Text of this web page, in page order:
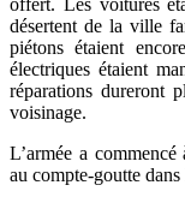
offert. Les voitures
désertent de la ville
piétons étaient
électriques étaient
réparations dureront
voisinage.
L’armée a
au compte-goutte